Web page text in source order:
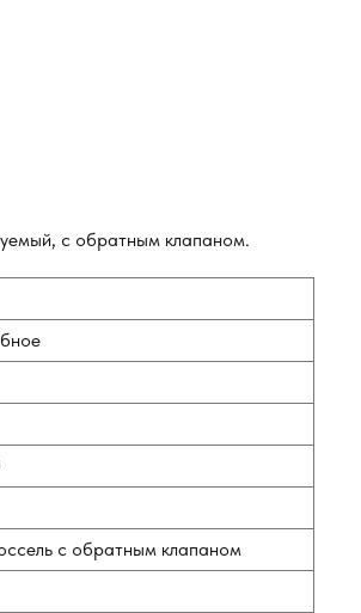
с обратным клапаном.
с обратным клапаном